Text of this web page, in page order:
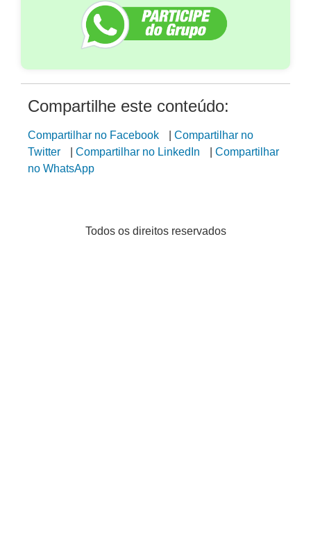
Compartilhe este conteúdo:
Compartilhar no Facebook
Compartilhar no
Twitter
Compartilhar no LinkedIn
Compartilhar
no WhatsApp
Todos os direitos reservados